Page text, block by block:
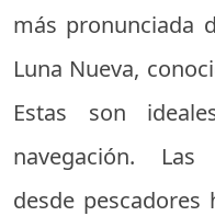
más pronunciada
Luna Nueva,
Estas son
navegación. Las
desde pescadores